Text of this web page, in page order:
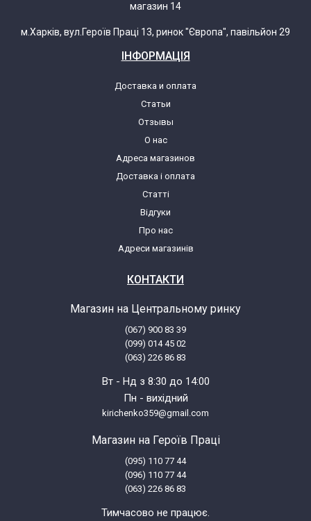
Indesit D6050 37183340100
Indesit D6050/1
Indesit D6050/1 37183340000
Indesit D6050/1 37183340100
Indesit D6050/1 37183340200
Indesit D60TK 37249530000
Indesit D61AG
Indesit D61AG 37249560000
магазин 14
м.Харків, вул.Героїв Праці 13, ринок "Європа", павільйон 29
ІНФОРМАЦІЯ
Доставка и оплата
Статьи
Отзывы
О нас
Адреса магазинов
Доставка і оплата
Статті
Відгуки
Про нас
Адреси магазинів
КОНТАКТИ
Магазин на Центральному ринку
(067) 900 83 39
(099) 014 45 02
(063) 226 86 83
Вт - Нд з 8:30 до 14:00
Пн - вихідний
kirichenko359@gmail.com
Магазин на Героїв Праці
(095) 110 77 44
(096) 110 77 44
(063) 226 86 83
Тимчасово не працює.